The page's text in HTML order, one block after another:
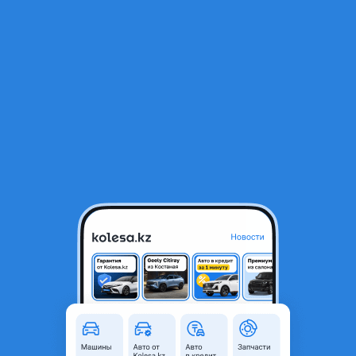
Рейлинг на крышу
Костанай, Костанайская